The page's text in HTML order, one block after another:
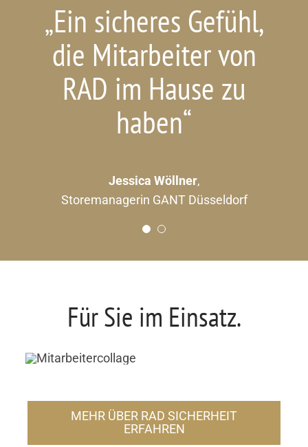
„Ein sicheres Gefühl,
die Mitarbeiter von
RAD im Hause zu
haben“
Jessica Wöllner,
Storemanagerin GANT Düsseldorf
„Die Firma RAD
Sicherheit ist mir
seit Jahren ein
treuer und stetiger
seiner
Professionalität und
Menschlichkeit
Teamleiter Verwaltung REWE Markt GmbH
Für Sie im Einsatz.
MEHR ÜBER RAD SICHERHEIT
ERFAHREN